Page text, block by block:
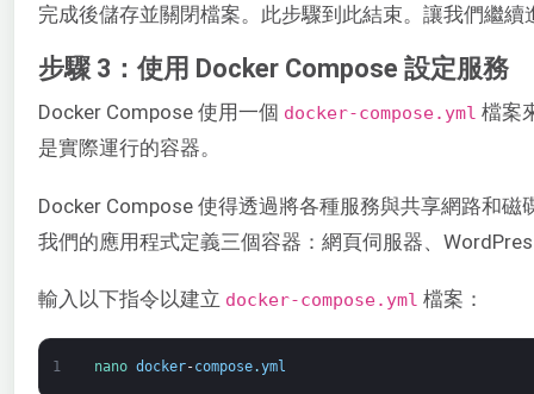
完成後儲存並關閉檔案。此步驟到此結束。讓我們繼續
步驟 3：使用 Docker Compose 設定服務
Docker Compose 使用一個 docker-compose.yml 檔案
是實際運行的容器。
Docker Compose 使得透過將各種服務與共享網路和
我們的應用程式定義三個容器：網頁伺服器、
輸入以下指令以建立 docker-compose.yml 檔案：
1 nano docker-compose.yml